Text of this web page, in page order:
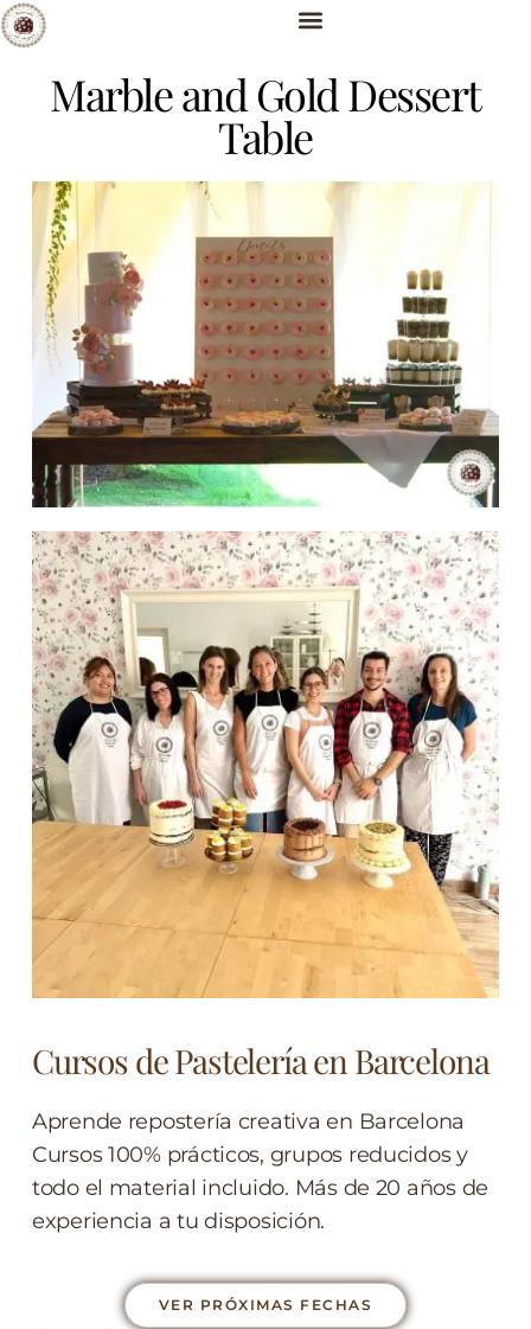
Marble and Gold Dessert
Table
Cursos de Pastelería en Barcelona
Aprende repostería creativa en Barcelona
Cursos 100% prácticos, grupos reducidos y
todo el material incluido. Más de 20 años de
experiencia a tu disposición.
VER PRÓXIMAS FECHAS